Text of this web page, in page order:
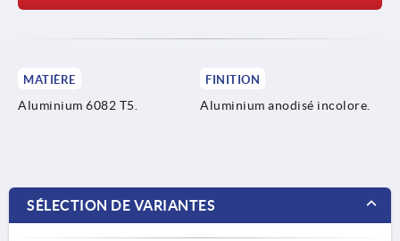
MATIÈRE
Aluminium 6082 T5.
FINITION
Aluminium anodisé incolore.
SÉLECTION DE VARIANTES